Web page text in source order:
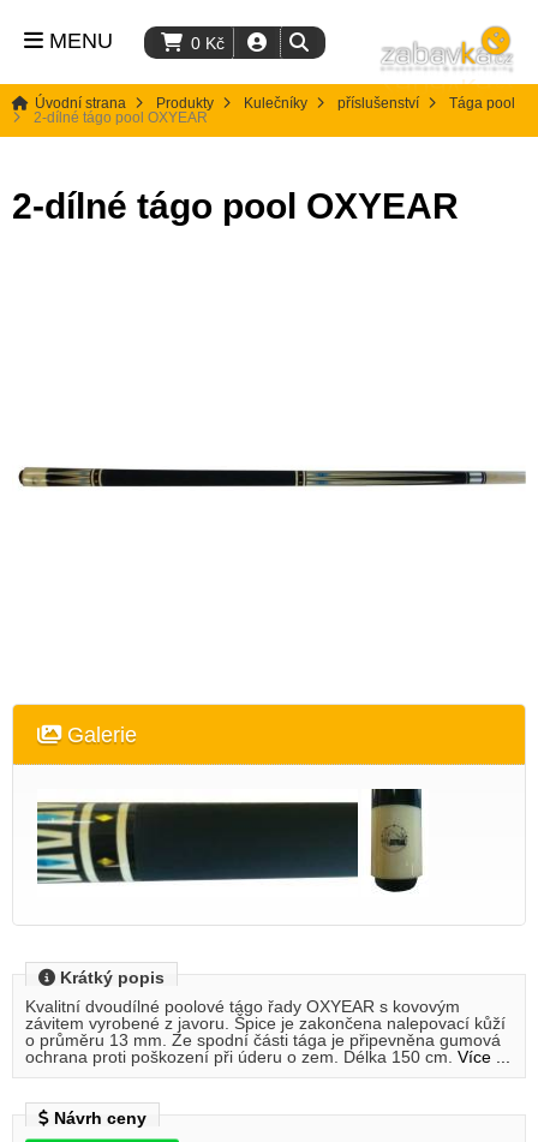
0 Kč
MENU
Úvodní strana Produkty Kulečníky příslušenství
Tága pool
2-dílné tágo pool OXYEAR
2-dílné tágo pool OXYEAR
Galerie
Krátký popis
Kvalitní dvoudílné poolové tágo řady OXYEAR s kovovým
závitem vyrobené z javoru. Špice je zakončena nalepovací kůží
o průměru 13 mm. Ze spodní části tága je připevněna gumová
ochrana proti poškození při úderu o zem. Délka 150 cm. Více ...
Návrh ceny